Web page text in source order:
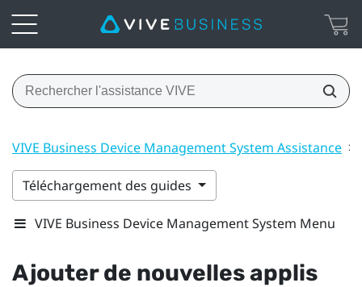
VIVE Business Device Management System Assistance >
Téléchargement des guides
VIVE Business Device Management System Menu
Ajouter de nouvelles applis